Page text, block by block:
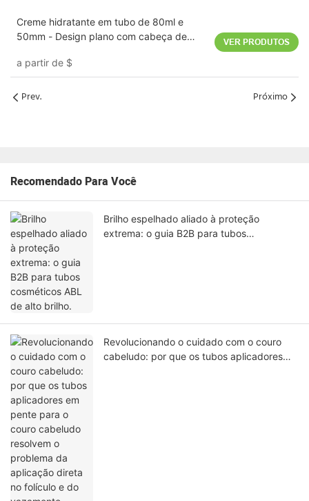
Creme hidratante em tubo de 80ml e
50mm - Design plano com cabeça de
fosca.
a partir de $
VER PRODUTOS
Prev. Próximo
Recomendado Para Você
Brilho espelhado aliado à proteção
extrema: o guia B2B para tubos
Revolucionando o cuidado com o couro
cabeludo: por que os tubos aplicadores